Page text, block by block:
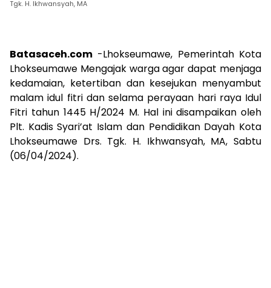
Tgk. H. Ikhwansyah, MA
Batasaceh.com -Lhokseumawe, Pemerintah Kota
Lhokseumawe Mengajak warga agar dapat menjaga
kedamaian, ketertiban dan kesejukan menyambut
malam idul fitri dan selama perayaan hari raya Idul
Fitri tahun 1445 H/2024 M. Hal ini disampaikan oleh
Plt. Kadis Syari’at Islam dan Pendidikan Dayah Kota
Lhokseumawe Drs. Tgk. H. Ikhwansyah, MA, Sabtu
(06/04/2024).